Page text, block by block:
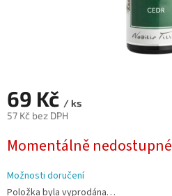
69 Kč / ks
57 Kč bez DPH
cena:
Momentálně nedostupné
Možnosti doručení
Položka byla vyprodána…